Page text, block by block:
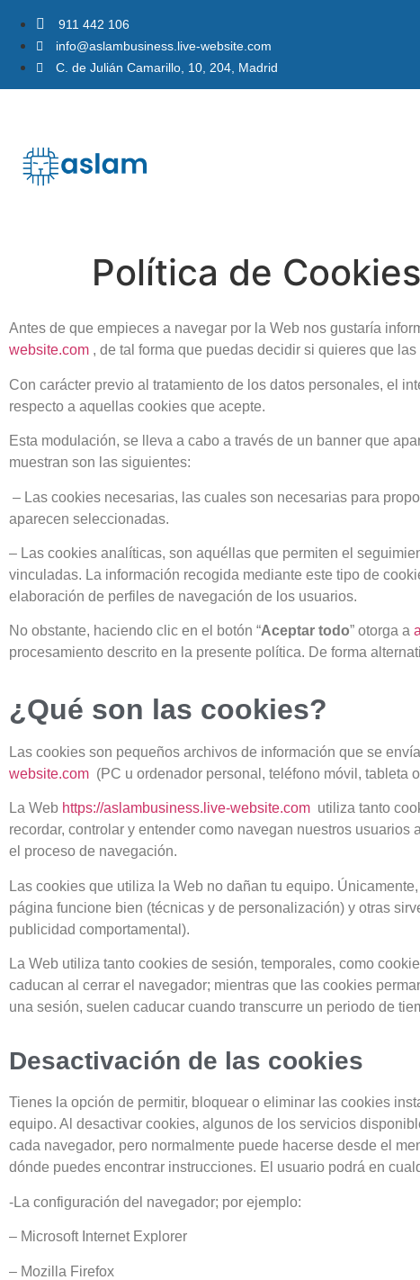
911 442 106
info@aslambusiness.live-website.com
C. de Julián Camarillo, 10, 204, Madrid
Política de Cookies
Antes de que empieces a navegar por la Web nos gustaría
website.com , de tal forma que puedas decidir si quieres que
Con carácter previo al tratamiento de los datos personales, el
respecto a aquellas cookies que acepte.
Esta modulación, se lleva a cabo a través de un banner que
muestran son las siguientes:
– Las cookies necesarias, las cuales son necesarias para
aparecen seleccionadas.
– Las cookies analíticas, son aquéllas que permiten el
vinculadas. La información recogida mediante este tipo de
elaboración de perfiles de navegación de los usuarios.
No obstante, haciendo clic en el botón “Aceptar todo” otorga a
procesamiento descrito en la presente política. De forma
¿Qué son las cookies?
Las cookies son pequeños archivos de información que se
website.com (PC u ordenador personal, teléfono móvil, tableta
La Web https://aslambusiness.live-website.com utiliza tanto
recordar, controlar y entender como navegan nuestros
el proceso de navegación.
Las cookies que utiliza la Web no dañan tu equipo.
página funcione bien (técnicas y de personalización) y otras
publicidad comportamental).
La Web utiliza tanto cookies de sesión, temporales, como
caducan al cerrar el navegador; mientras que las cookies
una sesión, suelen caducar cuando transcurre un periodo de
Desactivación de las cookies
Tienes la opción de permitir, bloquear o eliminar las cookies
equipo. Al desactivar cookies, algunos de los servicios
cada navegador, pero normalmente puede hacerse desde el
dónde puedes encontrar instrucciones. El usuario podrá en
-La configuración del navegador; por ejemplo:
– Microsoft Internet Explorer
– Mozilla Firefox